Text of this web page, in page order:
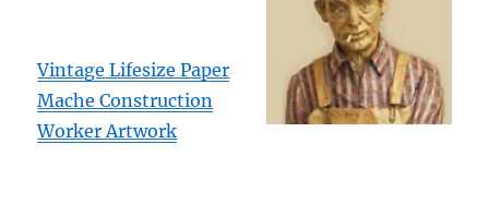
Vintage Lifesize Paper
Mache Construction
Worker Artwork